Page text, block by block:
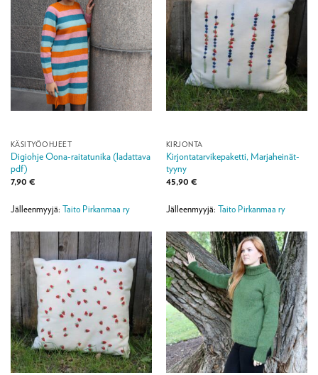
KÄSITYÖOHJEET
Digiohje Oona-raitatunika (ladattava
pdf)
7,90 €
Jälleenmyyjä: Taito Pirkanmaa ry
KIRJONTA
Kirjontatarvikepaketti, Marjaheinät-
tyyny
45,90 €
Jälleenmyyjä: Taito Pirkanmaa ry